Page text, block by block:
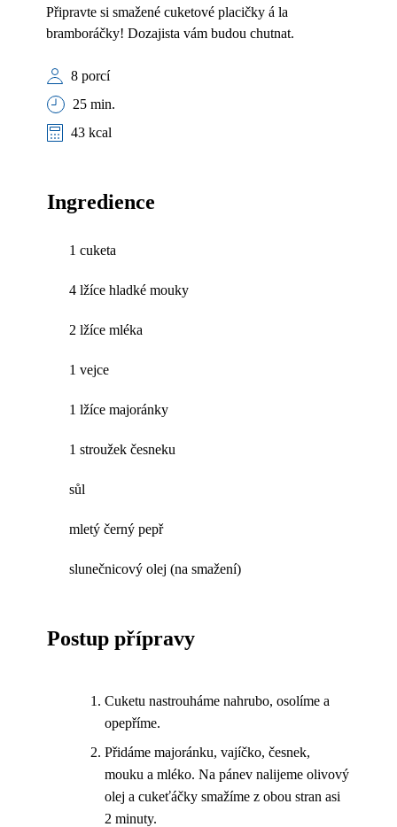
Připravte si smažené cuketové placičky á la
bramboráčky! Dozajista vám budou chutnat.
8 porcí
25 min.
43 kcal
Ingredience
1 cuketa
4 lžíce hladké mouky
2 lžíce mléka
1 vejce
1 lžíce majoránky
1 stroužek česneku
sůl
mletý černý pepř
slunečnicový olej (na smažení)
Postup přípravy
Cuketu nastrouháme nahrubo, osolíme a
opepříme.
Přidáme majoránku, vajíčko, česnek,
mouku a mléko. Na pánev nalijeme olivový
olej a cukeťáčky smažíme z obou stran asi
2 minuty.